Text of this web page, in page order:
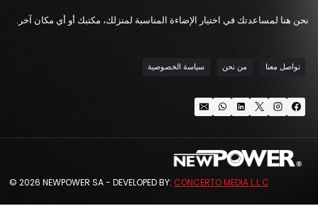
نحن هنا لمساعدتك في اختيار الإضاءة المناسبة لمنزلك، مكتبك أو أي مكان آخر.
تواصل معنا من نحن سياسة الخصوصية
© 2026 NEWPOWER SA - DEVELOPED BY:CONCERTO MEDIA L.L.C